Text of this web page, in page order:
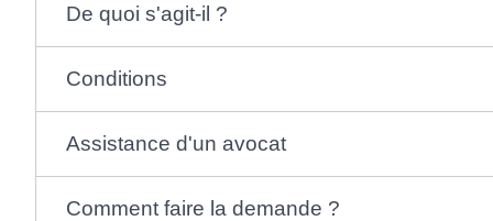
De quoi s'agit-il ?
Conditions
Assistance d'un avocat
Comment faire la demande ?